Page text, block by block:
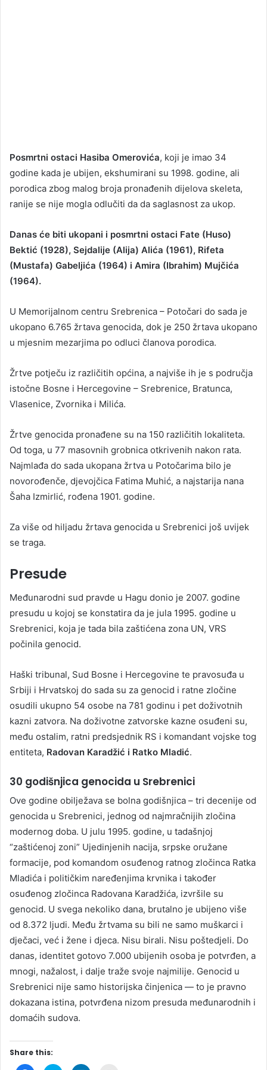
Posmrtni ostaci Hasiba Omerovića, koji je imao 34
godine kada je ubijen, ekshumirani su 1998. godine, ali
porodica zbog malog broja pronađenih dijelova skeleta,
ranije se nije mogla odlučiti da da saglasnost za ukop.
Danas će biti ukopani i posmrtni ostaci Fate (Huso)
Bektić (1928), Sejdalije (Alija) Alića (1961), Rifeta
(Mustafa) Gabeljića (1964) i Amira (Ibrahim) Mujčića
(1964).
U Memorijalnom centru Srebrenica – Potočari do sada je
ukopano 6.765 žrtava genocida, dok je 250 žrtava ukopano
u mjesnim mezarjima po odluci članova porodica.
Žrtve potječu iz različitih općina, a najviše ih je s područja
istočne Bosne i Hercegovine – Srebrenice, Bratunca,
Vlasenice, Zvornika i Milića.
Žrtve genocida pronađene su na 150 različitih lokaliteta.
Od toga, u 77 masovnih grobnica otkrivenih nakon rata.
Najmlađa do sada ukopana žrtva u Potočarima bilo je
novorođenče, djevojčica Fatima Muhić, a najstarija nana
Šaha Izmirlić, rođena 1901. godine.
Za više od hiljadu žrtava genocida u Srebrenici još uvijek
se traga.
Presude
Međunarodni sud pravde u Hagu donio je 2007. godine
presudu u kojoj se konstatira da je jula 1995. godine u
Srebrenici, koja je tada bila zaštićena zona UN, VRS
počinila genocid.
Haški tribunal, Sud Bosne i Hercegovine te pravosuđa u
Srbiji i Hrvatskoj do sada su za genocid i ratne zločine
osudili ukupno 54 osobe na 781 godinu i pet doživotnih
kazni zatvora. Na doživotne zatvorske kazne osuđeni su,
među ostalim, ratni predsjednik RS i komandant vojske tog
entiteta, Radovan Karadžić i Ratko Mladić.
30 godišnjica genocida u Srebrenici
Ove godine obilježava se bolna godišnjica – tri decenije od
genocida u Srebrenici, jednog od najmračnijih zločina
modernog doba. U julu 1995. godine, u tadašnjoj
“zaštićenoj zoni” Ujedinjenih nacija, srpske oružane
formacije, pod komandom osuđenog ratnog zločinca Ratka
Mladića i političkim naređenjima krvnika i također
osuđenog zločinca Radovana Karadžića, izvršile su
genocid. U svega nekoliko dana, brutalno je ubijeno više
od 8.372 ljudi. Među žrtvama su bili ne samo muškarci i
dječaci, već i žene i djeca. Nisu birali. Nisu poštedjeli. Do
danas, identitet gotovo 7.000 ubijenih osoba je potvrđen, a
mnogi, nažalost, i dalje traže svoje najmilije. Genocid u
Srebrenici nije samo historijska činjenica — to je pravno
dokazana istina, potvrđena nizom presuda međunarodnih i
domaćih sudova.
Share this: